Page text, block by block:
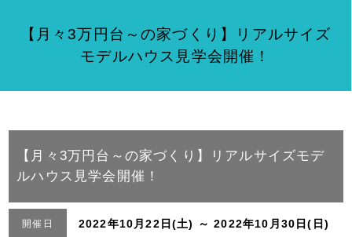
【月々3万円台～の家づくり】リアルサイズ
モデルハウス見学会開催！
【月々3万円台～の家づくり】リアルサイズモデ
ルハウス見学会開催！
開催日 2022年10月22日(土) ～ 2022年10月30日(日)